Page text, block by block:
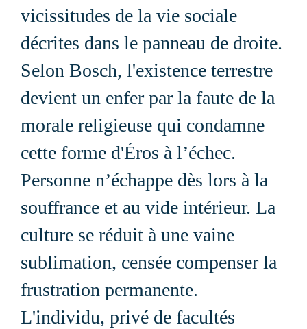
vicissitudes de la vie sociale
décrites dans le panneau de droite.
Selon Bosch, l'existence terrestre
devient un enfer par la faute de la
morale religieuse qui condamne
cette forme d'Éros à l’échec.
Personne n’échappe dès lors à la
souffrance et au vide intérieur. La
culture se réduit à une vaine
sublimation, censée compenser la
frustration permanente.
L'individu, privé de facultés